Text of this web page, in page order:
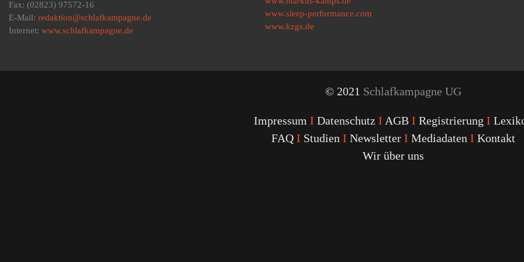
Fax: (02823) 97572-16
E-Mail: redaktion@schlafkampagne.de
Internet: www.schlafkampagne.de
www.sleep-performance.com
www.kzgs.de
© 2021 Schlafkampagne UG
Impressum I Datenschutz I AGB I Registrierung I
FAQ I Studien I Newsletter I Mediadaten I Kontakt
Wir über uns